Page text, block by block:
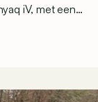
iV, met een